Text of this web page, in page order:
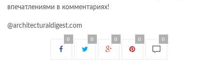
впечатлениями в комментариях!
@architecturaldigest.com
0 0 0 0 0